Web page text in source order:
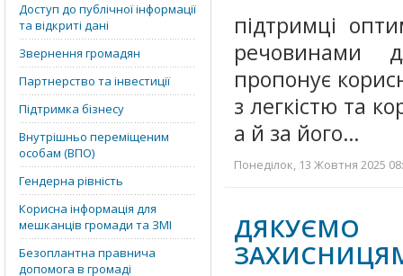
Доступ до публічної інформації
та відкриті дані
Звернення громадян
Партнерство та інвестиції
Підтримка бізнесу
Внутрішньо переміщеним
особам (ВПО)
Гендерна рівність
Корисна інформація для
мешканців громади та ЗМІ
Безоплантна правнича
допомога в громаді
підтримці
речовинами
пропонує
з легкістю та
а й за його…
Понеділок, 13 Жовтня 2025